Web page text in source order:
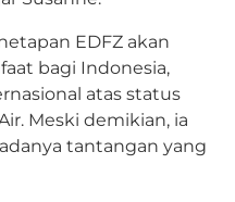
EDFZ akan
bagi Indonesia,
atas status
Meski demikian, ia
tantangan yang